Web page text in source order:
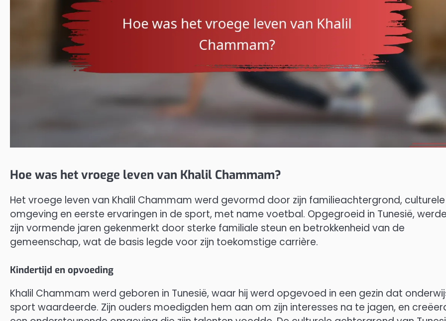
Hoe was het vroege leven van Khalil Chammam?
Het vroege leven van Khalil Chammam werd gevormd door zijn familieachtergrond, culturele
omgeving en eerste ervaringen in de sport, met name voetbal. Opgegroeid in Tunesië,
zijn vormende jaren gekenmerkt door sterke familiale steun en betrokkenheid van de
gemeenschap, wat de basis legde voor zijn toekomstige carrière.
Kindertijd en opvoeding
Khalil Chammam werd geboren in Tunesië, waar hij werd opgevoed in een gezin dat
sport waardeerde. Zijn ouders moedigden hem aan om zijn interesses na te jagen, en